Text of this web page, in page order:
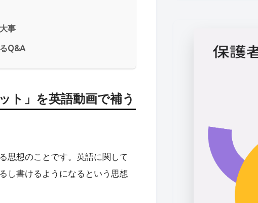
事
Q&A
ト」を英語動画で補う
思想のことです。英語に関して
し書けるようになるという思想